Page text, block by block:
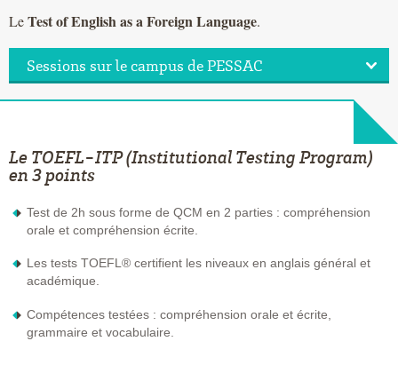
LeTest of English as a Foreign Language.
Sessions sur le campus de PESSAC
Le TOEFL-ITP (Institutional Testing Program)
en 3 points
Test de 2h sous forme de QCM en 2 parties : compréhension
orale et compréhension écrite.
Les tests TOEFL® certifient les niveaux en anglais général et
académique.
Compétences testées : compréhension orale et écrite,
grammaire et vocabulaire.